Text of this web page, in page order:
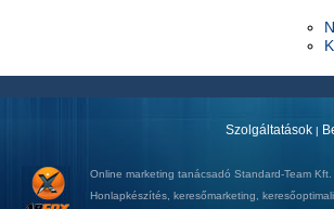
Szolgáltatások |
Online marketing tanácsadó Standard-Team Kft.
Honlapkészítés keresőmarketing